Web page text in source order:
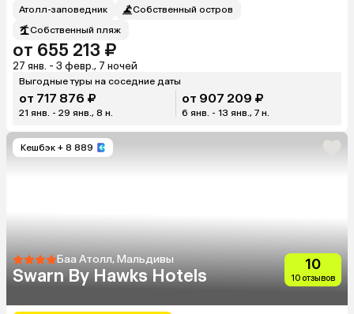
Атолл-заповедник
Собственный остров
Собственный пляж
от 655 213 ₽
27 янв. - 3 февр., 7 ночей
Выгодные туры на соседние даты
от 717 876 ₽
21 янв. - 29 янв., 8 н.
от 907 209 ₽
6 янв. - 13 янв., 7 н.
Кешбэк + 8 889
Баа Атолл, Мальдивы
Swarn By Hawks Hotels
10
10 отзывов